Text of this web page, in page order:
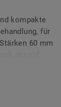
kompakte
für
60 mm
Sie für